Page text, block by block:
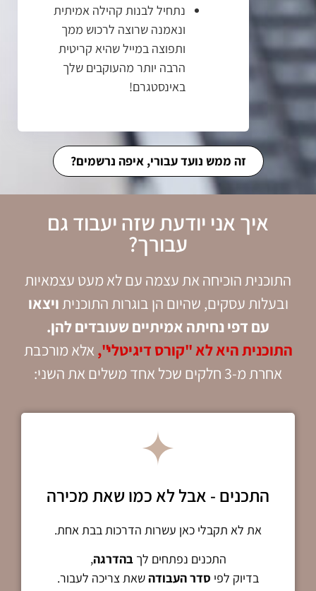
נתחיל לבנות קהילה אמיתית
ונאמנה שרוצה לרכוש ממך
ותפוצה במייל שהיא קריטית
הרבה יותר מהעוקבים שלך
באינסטגרם!
זה ממש נועד עבורי, איפה נרשמים?
איך אני יודעת שזה יעבוד גם
עבורך?
התוכנית הוכיחה את עצמה עם לא מעט עצמאיות
ובעלות עסקים, שהיום הן בוגרות התוכניתויצאו
עם דפי נחיתה אמיתיים שעובדים להן.
התוכנית היא לא "קורס דיגיטלי",אלא מורכבת
אחרת מ-3 חלקים שכל אחד משלים את השני:
התכנים - אבל לא כמו שאת מכירה
את לא תקבלי כאן עשרות הדרכות בבת אחת.
התכנים נפתחים לךבהדרגה,
בדיוק לפי סדר העבודהשאת צריכה לעבור.